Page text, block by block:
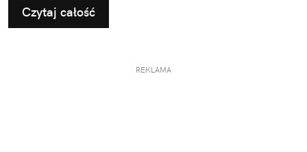
Czytaj całość
REKLAMA